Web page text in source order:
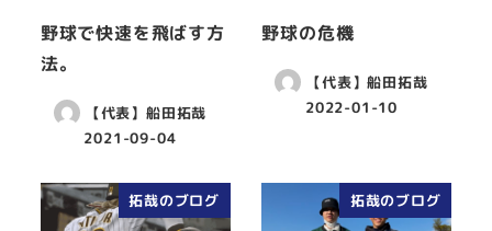
野球で快速を飛ばす方
法。
【代表】船田拓哉
2021-09-04
野球の危機
【代表】船田拓哉
2022-01-10
拓哉のブログ 拓哉のブログ